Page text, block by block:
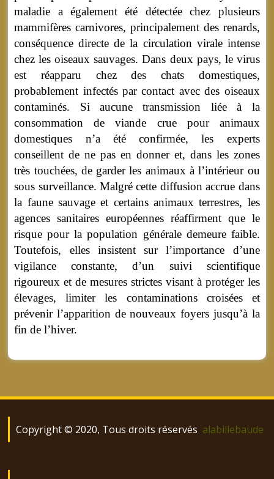
maladie a également été détectée chez plusieurs
mammifères carnivores, principalement des renards,
conséquence directe de la circulation virale intense
chez les oiseaux sauvages. Dans deux pays, le virus
est réapparu chez des chats domestiques,
probablement infectés par contact avec des oiseaux
contaminés. Si aucune transmission liée à la
consommation de viande crue pour animaux
domestiques n’a été confirmée, les experts
conseillent de ne pas en donner et, dans les zones
très touchées, de garder les animaux à l’intérieur ou
sous surveillance. Malgré cette diffusion accrue dans
la faune sauvage et certains animaux terrestres, les
agences sanitaires européennes réaffirment que le
risque pour la population générale demeure faible.
Toutefois, elles insistent sur l’importance d’une
vigilance constante, d’un suivi scientifique
rigoureux et de mesures strictes visant à protéger les
élevages, limiter les contaminations croisées et
prévenir l’apparition de nouveaux foyers jusqu’à la
fin de l’hiver.
Copyright © 2020, Tous droits réservés alabillebaude